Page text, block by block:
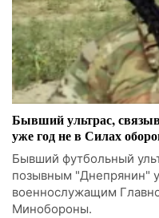
Бывший ультрас,
уже год не в Силах
Бывший футбольный
позывным "Днепрянин"
военнослужащим
Минобороны.